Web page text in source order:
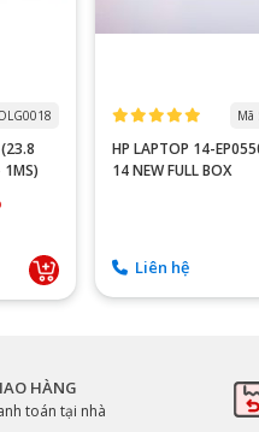
1MS)
Mã
HP LAPTOP 14-
14 NEW FULL BOX
Liên hệ
HÀNG
toán tại nhà